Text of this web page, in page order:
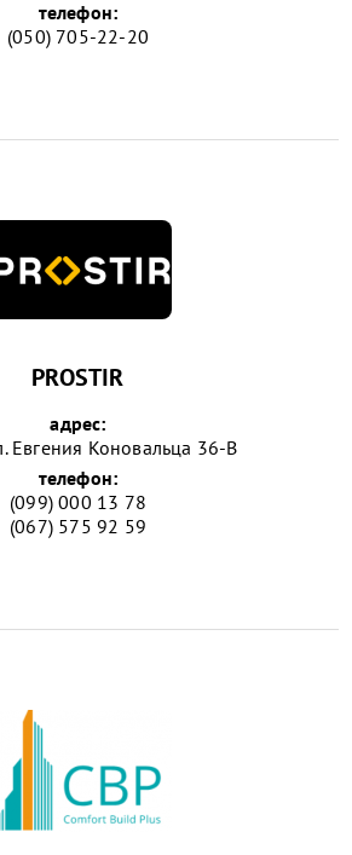
телефон:
(050) 705-22-20
PROSTIR
адрес:
Евгения Коновальца 36-В
телефон:
(099) 000 13 78
(067) 575 92 59